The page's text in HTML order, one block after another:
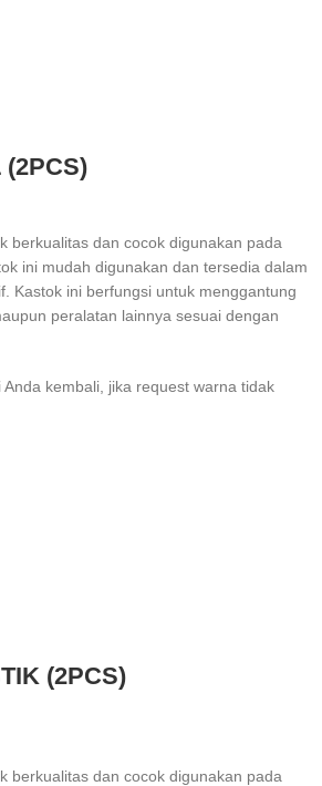
(2PCS)
berkualitas dan cocok digunakan pada
ini mudah digunakan dan tersedia dalam
Kastok ini berfungsi untuk menggantung
peralatan lainnya sesuai dengan
kembali, jika request warna tidak
(2PCS)
berkualitas dan cocok digunakan pada